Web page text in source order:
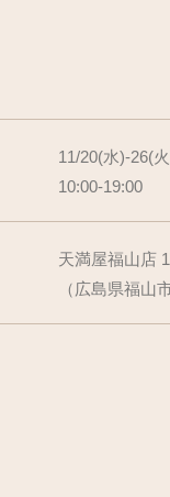
11/20(水)-26(
10:00-19:00
天満屋福山店
（広島県福山